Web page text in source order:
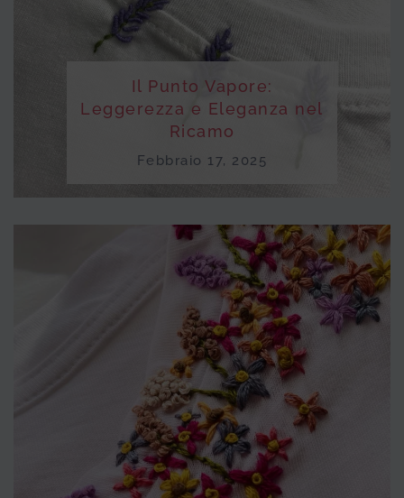
Il Punto Vapore:
Leggerezza e Eleganza nel
Ricamo
Febbraio 17, 2025